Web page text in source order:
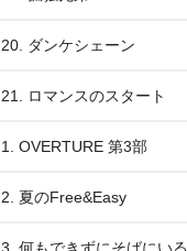
20. ダンケシェーン
21. ロマンスのスタート
1. OVERTURE 第3部
2. 夏のFree&Easy